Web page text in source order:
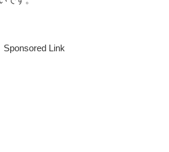
Sponsored Link